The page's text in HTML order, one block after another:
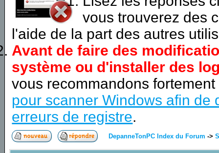
vous trouverez des
l'aide de la part des autres
Avant de faire des
système ou d'installer des
vous recommandons
pour scanner Windows afin de
erreurs de registre.
DepanneTonPC Index du Forum ->